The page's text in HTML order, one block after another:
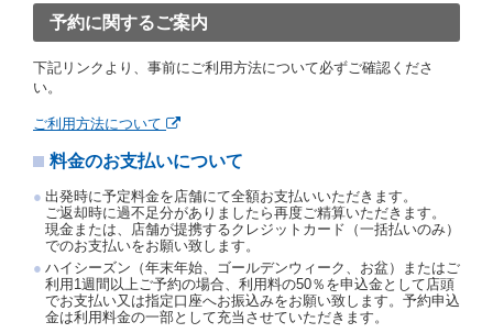
約取消手数料を当社に支払うものとし、当社は、この
予約取消手数料の支払いがあったときは、受領済の予
約申込金を借受人に返還するものとします。
当社の都合により、予約が取り消されたとき、又は貸
約申込金を返還するものとします。
若しくは当社のいずれの責にもよらない事由により貸
たものとします。この場合、当社は受領済の予約申込
金を返還するものとします。
第５条（代替レンタカー）
当社は、借受人から予約のあった車種クラスのレンタ
カーを貸し渡すことができないときは、予約と異なる
車種クラスのレンタカー（以下「代替レンタカー」と
予約に関するご案内
下記リンクより、事前にご利用方法について必ずご確認くださ
い。
ご利用方法について
料金のお支払いについて
出発時に予定料金を店舗にて全額お支払いいただきます。
ご返却時に過不足分がありましたら再度ご精算いただきます。
現金または、店舗が提携するクレジットカード（一括払いのみ）
でのお支払いをお願い致します。
ハイシーズン（年末年始、ゴールデンウィーク、お盆）またはご
利用1週間以上ご予約の場合、利用料の50％を申込金として店頭
でお支払い又は指定口座へお振込みをお願い致します。予約申込
金は利用料金の一部として充当させていただきます。